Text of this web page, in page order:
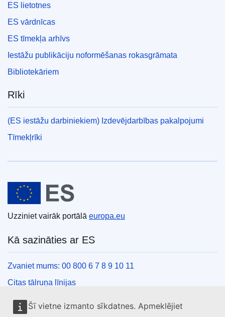
Šī vietne izmanto sīkdatnes. Apmeklējiet
ES lietotnes
ES vārdnīcas
ES tīmekļa arhīvs
Iestāžu publikāciju noformēšanas rokasgrāmata
Bibliotekāriem
Rīki
(ES iestāžu darbiniekiem) Izdevējdarbības pakalpojumi
Tīmekļrīki
Eiropas Savienība
Uzziniet vairāk portālā europa.eu
Kā sazināties ar ES
Zvaniet mums: 00 800 6 7 8 9 10 11
Citas tālruņa līnijas
Saziņas veidlapa